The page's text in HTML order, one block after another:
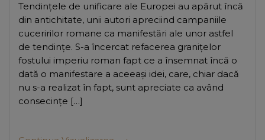
Tendinţele de unificare ale Europei au apărut încă
din antichitate, unii autori apreciind campaniile
cuceririlor romane ca manifestări ale unor astfel
de tendinţe. S-a încercat refacerea graniţelor
fostului imperiu roman fapt ce a însemnat încă o
dată o manifestare a aceeaşi idei, care, chiar dacă
nu s-a realizat în fapt, sunt apreciate ca având
consecinţe […]